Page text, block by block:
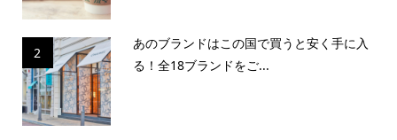
2
あのブランドはこの国で買うと安く手に入
る！全18ブランドをご...